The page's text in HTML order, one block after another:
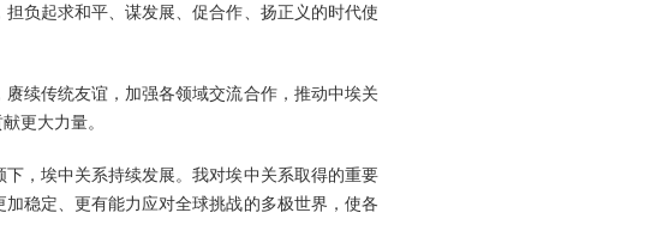
负起求和平、谋发展、促合作、扬正义的时代使
续传统友谊，加强各领域交流合作，推动中埃关
更大力量。
，埃中关系持续发展。我对埃中关系取得的重要
稳定、更有能力应对全球挑战的多极世界，使各